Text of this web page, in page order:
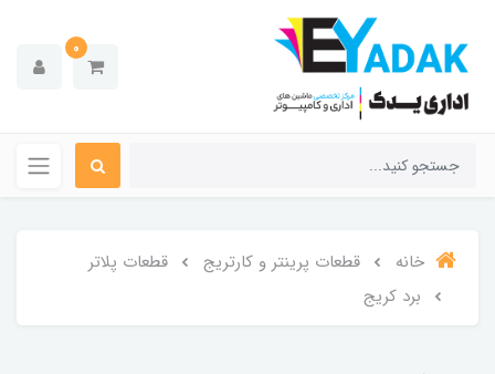
0
خانه قطعات پرینتر و کارتریج
قطعات پلاتر
برد کریج